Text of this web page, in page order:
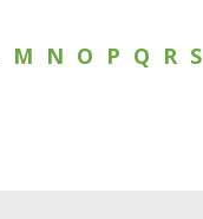
M N O P Q R S